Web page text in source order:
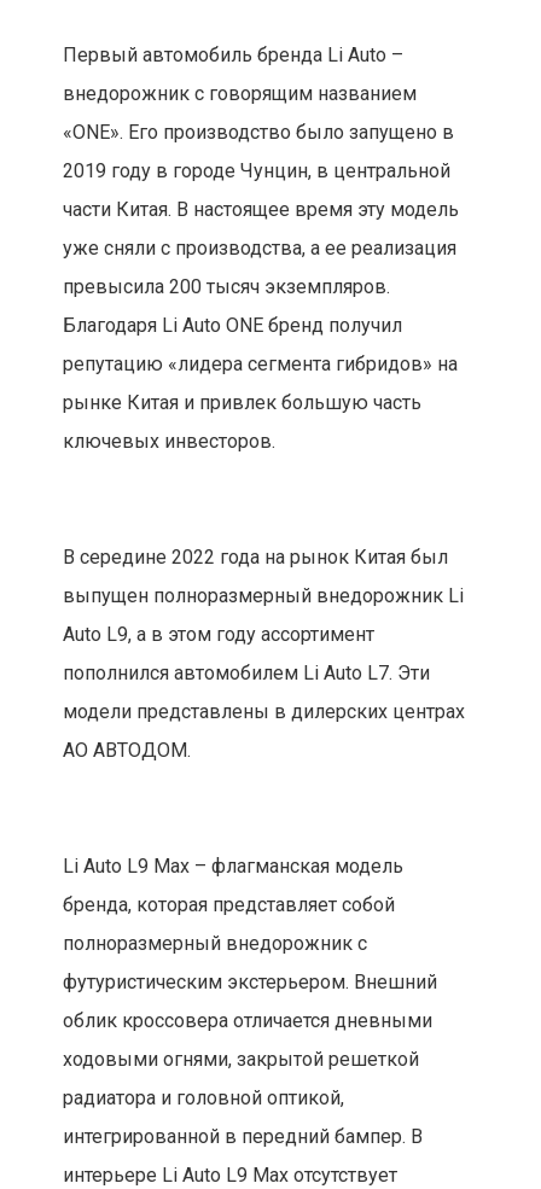
Первый автомобиль бренда Li Auto –
внедорожник с говорящим названием
«ONE». Его производство было запущено в
2019 году в городе Чунцин, в центральной
части Китая. В настоящее время эту модель
уже сняли с производства, а ее реализация
превысила 200 тысяч экземпляров.
Благодаря Li Auto ONE бренд получил
репутацию «лидера сегмента гибридов» на
рынке Китая и привлек большую часть
ключевых инвесторов.
В середине 2022 года на рынок Китая был
выпущен полноразмерный внедорожник Li
Auto L9, а в этом году ассортимент
пополнился автомобилем Li Auto L7. Эти
модели представлены в дилерских центрах
АО АВТОДОМ.
Li Auto L9 Max – флагманская модель
бренда, которая представляет собой
полноразмерный внедорожник с
футуристическим экстерьером. Внешний
облик кроссовера отличается дневными
ходовыми огнями, закрытой решеткой
радиатора и головной оптикой,
интегрированной в передний бампер. В
интерьере Li Auto L9 Max отсутствует